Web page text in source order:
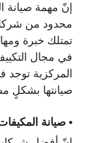
إنّ مهمة صيانة
محدود من
تمتلك خبرة
في مجال
المركزية توجد
صيانتها بشكلٍ
• صيانة المكيفات 24 ساعة